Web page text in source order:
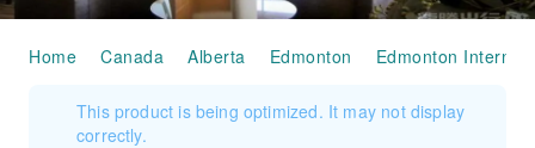
Home Canada Alberta Edmonton Edmonton
This product is being optimized. It may not display
correctly.